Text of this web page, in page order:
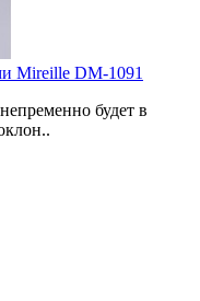
Mireille DM-1091
будет в